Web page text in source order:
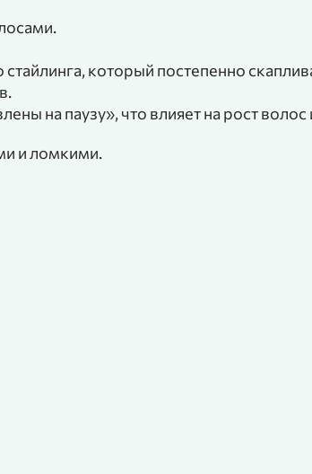
который постепенно
на паузу», что влияет на рост
и ломкими.